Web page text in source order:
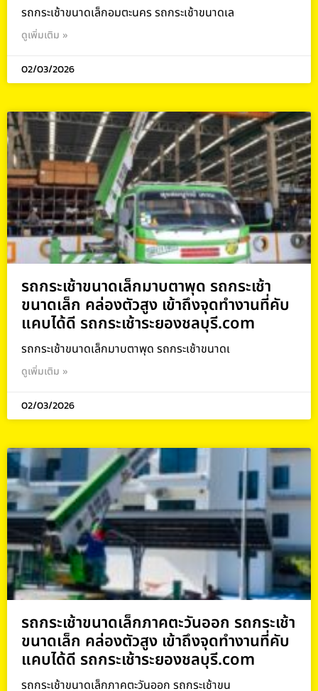
รถกระเช้าขนาดเล็กอมตะนคร รถกระเช้าขนาดเล
ดูเพิ่มเติม »
02/03/2026
รถกระเช้าขนาดเล็กมาบตาพุด รถกระเช้า
ขนาดเล็ก คล่องตัวสูง เข้าถึงจุดทำงานที่คับ
แคบได้ดี รถกระเช้าระยองชลบุรี.com
รถกระเช้าขนาดเล็กมาบตาพุด รถกระเช้าขนาดเ
ดูเพิ่มเติม »
02/03/2026
รถกระเช้าขนาดเล็กภาคตะวันออก รถกระเช้า
ขนาดเล็ก คล่องตัวสูง เข้าถึงจุดทำงานที่คับ
แคบได้ดี รถกระเช้าระยองชลบุรี.com
รถกระเช้าขนาดเล็กภาคตะวันออก รถกระเช้าขน